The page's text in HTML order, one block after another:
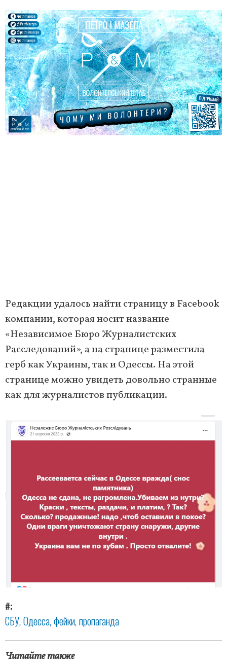
Редакции удалось найти страницу в Facebook
компании, которая носит название
«Независимое Бюро Журналистских
Расследований», а на странице разместила
герб как Украины, так и Одессы. На этой
странице можно увидеть довольно странные
как для журналистов публикации.
#
СБУ Одесса фейки пропаганда
Читайте также